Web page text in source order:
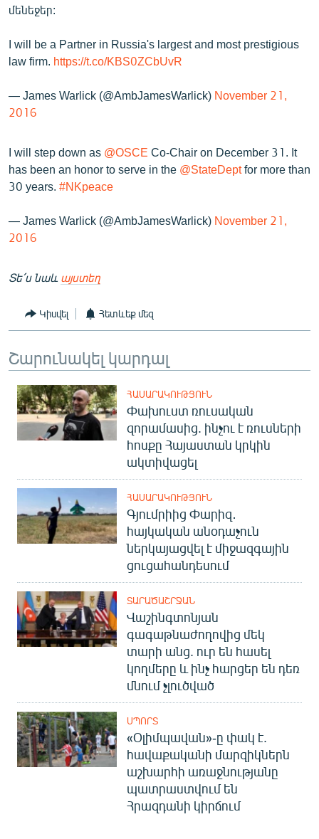
մենեջեր:
I will be a Partner in Russia's largest and most prestigious
law firm. https://t.co/KBS0ZCbUvR
— James Warlick (@AmbJamesWarlick) November 21,
2016
I will step down as @OSCE Co-Chair on December 31. It
has been an honor to serve in the @StateDeptfor more than
30 years. #NKpeace
— James Warlick (@AmbJamesWarlick) November 21,
2016
Տե՛ս նաև այստեղ
Կիսվել Հետևեք մեզ
Շարունակել կարդալ
ՀԱՍԱՐԱԿՈՒԹՅՈՒՆ
Փախուստ ռուսական
զորամասից. ինչու է ռուսների
հոսքը Հայաստան կրկին
ակտիվացել
ՀԱՍԱՐԱԿՈՒԹՅՈՒՆ
Գյումրիից Փարիզ․
հայկական անօդաչուն
ներկայացվել է միջազգային
ցուցահանդեսում
ՏԱՐԱԾԱՇՐՋԱՆ
Վաշինգտոնյան
գագաթնաժողովից մեկ
տարի անց. ուր են հասել
կողմերը և ինչ հարցեր են դեռ
մնում չլուծված
ՍՊՈՐՏ
«Օլիմպավան»-ը փակ է.
հավաքականի մարզիկներն
աշխարհի առաջնությանը
պատրաստվում են
Հրազդանի կիրճում